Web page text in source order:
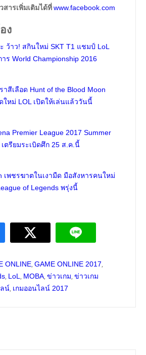
ารเพิ่มเติมได้ที่www.facebook.com
ง
ว้าว! สกินใหม่ SKT T1 แชมป์ LoL
าร World Championship 2016
าสีเลือด Hunt of the Blood Moon
ใหม่ LOL เปิดให้เล่นแล้ววันนี้
Premier League 2017 Summer
เตรียมระเบิดศึก 25 ส.ค.นี้
เพชรฆาตในเงามืด มือสังหารคนใหม่
of Legends พรุ่งนี้
ONLINE, GAME ONLINE 2017,
, LoL , MOBA, ข่าวเกม, ข่าวเกม
ลน์, เกมออนไลน์ 2017